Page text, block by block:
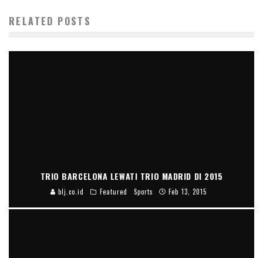
RELATED POSTS
TRIO BARCELONA LEWATI TRIO MADRID DI 2015
blj.co.id Featured Sports Feb 13, 2015